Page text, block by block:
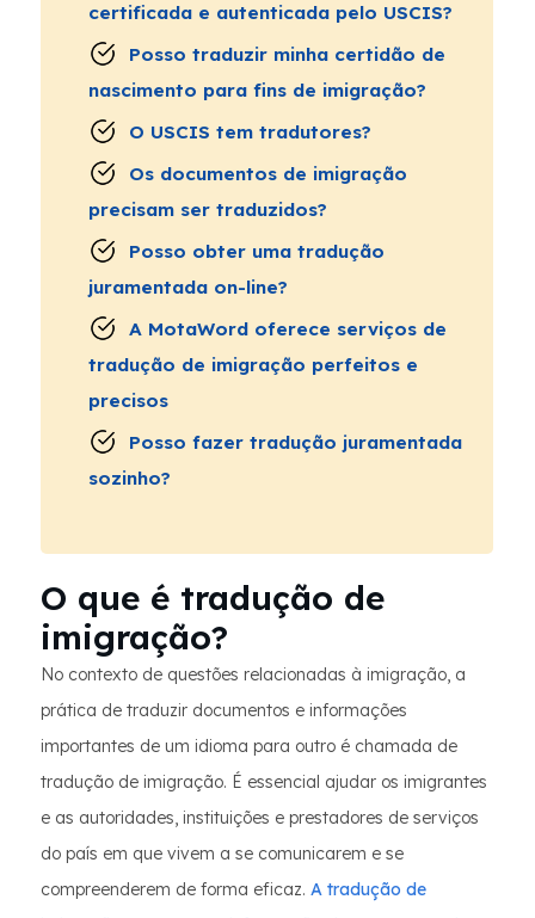
certificada e autenticada pelo USCIS?
Posso traduzir minha certidão de
nascimento para fins de imigração?
O USCIS tem tradutores?
Os documentos de imigração
precisam ser traduzidos?
Posso obter uma tradução
juramentada on-line?
A MotaWord oferece serviços de
tradução de imigração perfeitos e
precisos
Posso fazer tradução juramentada
sozinho?
O que é tradução de
imigração?
No contexto de questões relacionadas à imigração, a
prática de traduzir documentos e informações
importantes de um idioma para outro é chamada de
tradução de imigração. É essencial ajudar os imigrantes
e as autoridades, instituições e prestadores de serviços
do país em que vivem a se comunicarem e se
compreenderem de forma eficaz. A tradução de